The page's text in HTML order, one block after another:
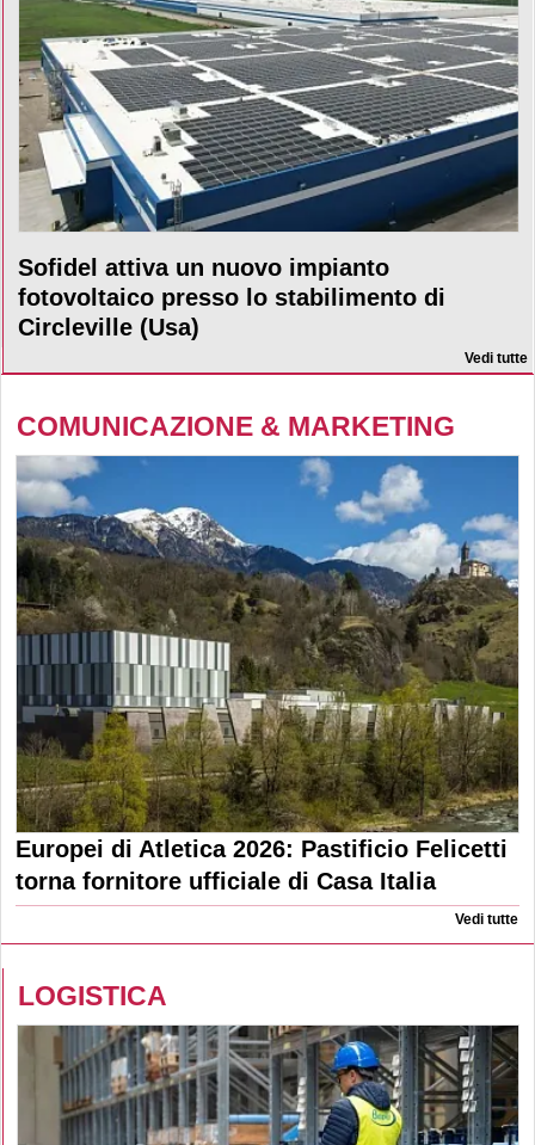
Sofidel attiva un nuovo impianto
fotovoltaico presso lo stabilimento di
Circleville (Usa)
Vedi tutte
COMUNICAZIONE & MARKETING
Europei di Atletica 2026: Pastificio Felicetti
torna fornitore ufficiale di Casa Italia
Vedi tutte
LOGISTICA